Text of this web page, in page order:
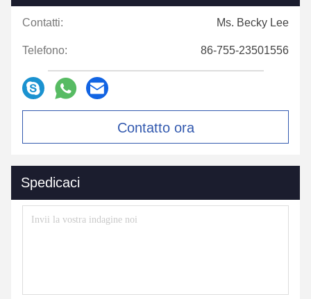
Contatti: Ms. Becky Lee
Telefono: 86-755-23501556
Contatto ora
Spedicaci